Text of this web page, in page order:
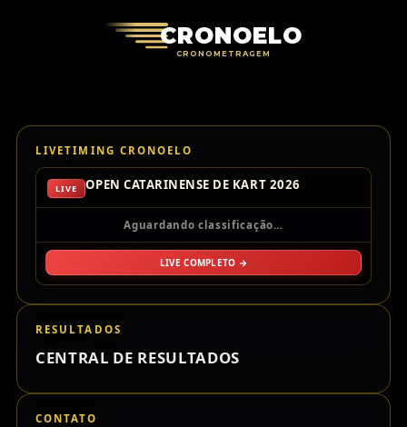
CRONOELO
CRONOMETRAGEM
LIVETIMING CRONOELO
LIVE OPEN CATARINENSE DE KART 2026
Aguardando classificação…
LIVE COMPLETO →
RESULTADOS
CENTRAL DE RESULTADOS
CONTATO